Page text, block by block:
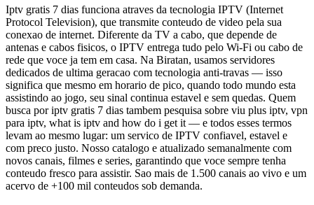
Iptv gratis 7 dias funciona atraves da tecnologia IPTV (Internet
Protocol Television), que transmite conteudo de video pela sua
conexao de internet. Diferente da TV a cabo, que depende de
antenas e cabos fisicos, o IPTV entrega tudo pelo Wi-Fi ou cabo de
rede que voce ja tem em casa. Na Biratan, usamos servidores
dedicados de ultima geracao com tecnologia anti-travas — isso
significa que mesmo em horario de pico, quando todo mundo esta
assistindo ao jogo, seu sinal continua estavel e sem quedas. Quem
busca por iptv gratis 7 dias tambem pesquisa sobre viu plus iptv, vpn
para iptv, what is iptv and how do i get it — e todos esses termos
levam ao mesmo lugar: um servico de IPTV confiavel, estavel e
com preco justo. Nosso catalogo e atualizado semanalmente com
novos canais, filmes e series, garantindo que voce sempre tenha
conteudo fresco para assistir. Sao mais de 1.500 canais ao vivo e um
acervo de +100 mil conteudos sob demanda.